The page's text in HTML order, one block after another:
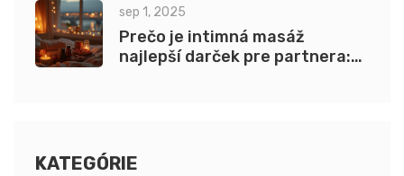
sep 1, 2025
Prečo je intimná masáž
najlepší darček pre partnera:
KATEGÓRIE